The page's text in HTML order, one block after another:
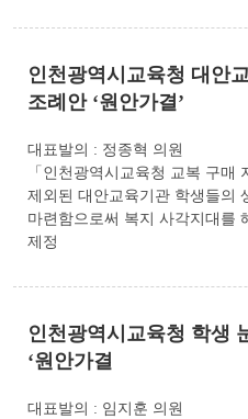
인천광역시교육청 대안
조례안 ‘원안가결’
대표발의 : 정종혁 의원
「인천광역시교육청 교복 구매
제외된 대안교육기관 학생들의
마련함으로써 복지 사각지대를
제정
인천광역시교육청 학생
‘원안가결
대표발의 : 임지훈 의원